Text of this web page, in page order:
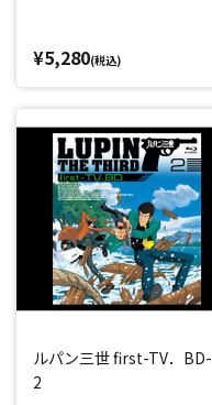
¥5,280(税込)
ルパン三世 first-TV．BD-
2